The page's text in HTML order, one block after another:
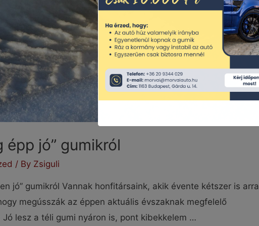
épp jó” gumikról
/ By Zsiguli
jó” gumikról Vannak honfitársaink, akik évente kétszer is arra
megússzák az éppen aktuális évszaknak megfelelő
Jó lesz a téli gumi nyáron is, pont kibekkelem …